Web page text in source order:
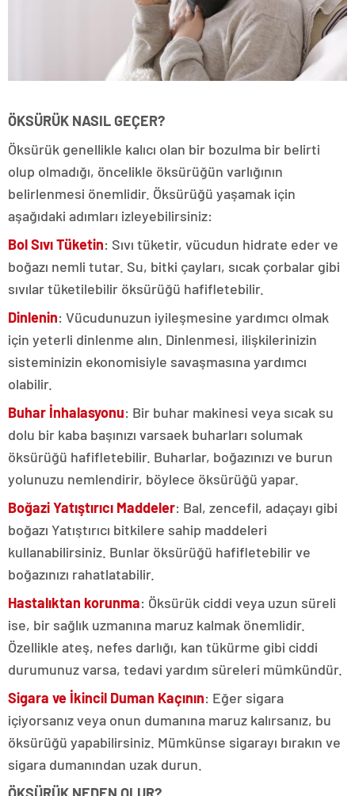
ÖKSÜRÜK NASIL GEÇER?
Öksürük genellikle kalıcı olan bir bozulma bir belirti
olup olmadığı, öncelikle öksürüğün varlığının
belirlenmesi önemlidir. Öksürüğü yaşamak için
aşağıdaki adımları izleyebilirsiniz:
Bol Sıvı Tüketin: Sıvı tüketir, vücudun hidrate eder ve
boğazı nemli tutar. Su, bitki çayları, sıcak çorbalar gibi
sıvılar tüketilebilir öksürüğü hafifletebilir.
Dinlenin: Vücudunuzun iyileşmesine yardımcı olmak
için yeterli dinlenme alın. Dinlenmesi, ilişkilerinizin
sisteminizin ekonomisiyle savaşmasına yardımcı
olabilir.
Buhar İnhalasyonu: Bir buhar makinesi veya sıcak su
dolu bir kaba başınızı varsaek buharları solumak
öksürüğü hafifletebilir. Buharlar, boğazınızı ve burun
yolunuzu nemlendirir, böylece öksürüğü yapar.
Boğazi Yatıştırıcı Maddeler: Bal, zencefil, adaçayı gibi
boğazı Yatıştırıcı bitkilere sahip maddeleri
kullanabilirsiniz. Bunlar öksürüğü hafifletebilir ve
boğazınızı rahatlatabilir.
Hastalıktan korunma: Öksürük ciddi veya uzun süreli
ise, bir sağlık uzmanına maruz kalmak önemlidir.
Özellikle ateş, nefes darlığı, kan tükürme gibi ciddi
durumunuz varsa, tedavi yardım süreleri mümkündür.
Sigara ve İkincil Duman Kaçının: Eğer sigara
içiyorsanız veya onun dumanına maruz kalırsanız, bu
öksürüğü yapabilirsiniz. Mümkünse sigarayı bırakın ve
sigara dumanından uzak durun.